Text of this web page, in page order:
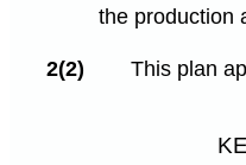
the production
2(2) This plan